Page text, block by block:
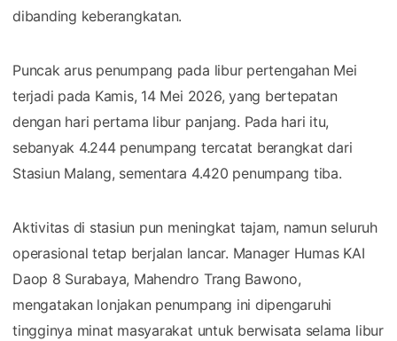
dibanding keberangkatan.
Puncak arus penumpang pada libur pertengahan Mei
terjadi pada Kamis, 14 Mei 2026, yang bertepatan
dengan hari pertama libur panjang. Pada hari itu,
sebanyak 4.244 penumpang tercatat berangkat dari
Stasiun Malang, sementara 4.420 penumpang tiba.
Aktivitas di stasiun pun meningkat tajam, namun seluruh
operasional tetap berjalan lancar. Manager Humas KAI
Daop 8 Surabaya, Mahendro Trang Bawono,
mengatakan lonjakan penumpang ini dipengaruhi
tingginya minat masyarakat untuk berwisata selama libur